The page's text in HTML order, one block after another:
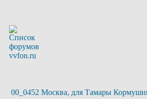
00_0452 Москва, для Тамары